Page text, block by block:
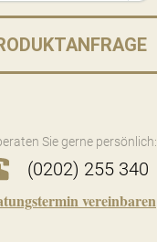
Sie gerne persönlich:
(0202) 255 340
vereinbaren